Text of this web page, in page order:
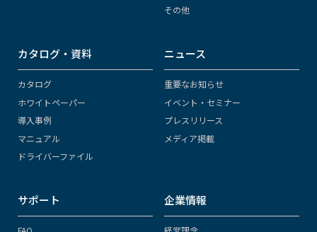
その他
カタログ・資料
カタログ
ホワイトペーパー
導入事例
マニュアル
ドライバーファイル
ニュース
重要なお知らせ
イベント・セミナー
プレスリリース
メディア掲載
サポート 企業情報